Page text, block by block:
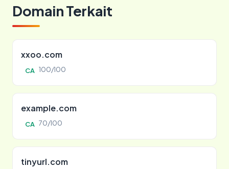
Domain Terkait
xxoo.com
CA 100/100
example.com
CA 70/100
tinyurl.com